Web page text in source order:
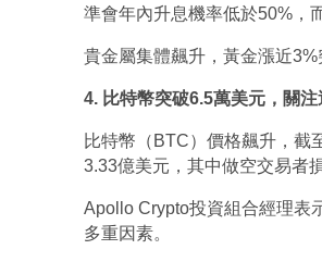
準會年內升息機率低於50%，
貴金屬集體飆升，黃金漲近
4. 比特幣突破6.5萬美元，關
比特幣（BTC）價格飆升，截
3.33億美元，其中做空交易者
Apollo Crypto投資組合經理表
多重因素。